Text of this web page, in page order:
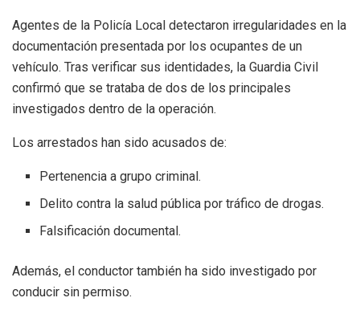
Agentes de la Policía Local detectaron irregularidades en la
documentación presentada por los ocupantes de un
vehículo. Tras verificar sus identidades, la Guardia Civil
confirmó que se trataba de dos de los principales
investigados dentro de la operación.
Los arrestados han sido acusados de:
Pertenencia a grupo criminal.
Delito contra la salud pública por tráfico de drogas.
Falsificación documental.
Además, el conductor también ha sido investigado por
conducir sin permiso.